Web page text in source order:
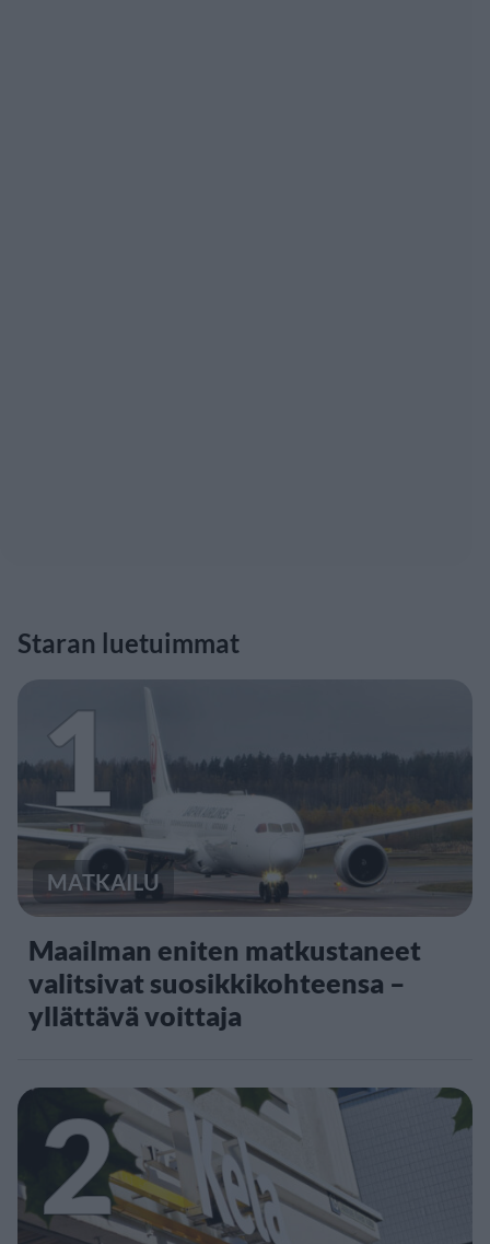
Staran luetuimmat
1
MATKAILU
Maailman eniten matkustaneet
valitsivat suosikkikohteensa –
yllättävä voittaja
2